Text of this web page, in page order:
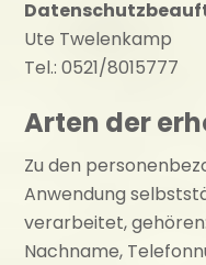
Ute Twelenkamp
Tel.: 0521/8015777
Arten der
Zu den
Anwendung
verarbeitet,
Nachname,